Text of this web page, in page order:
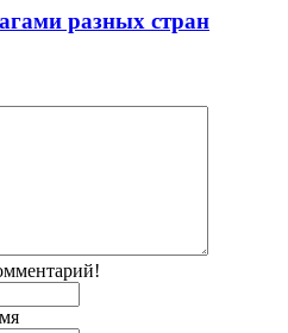
разных стран